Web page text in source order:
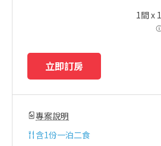
1間 x 1
立即訂房
專案說明
含1份一泊二食